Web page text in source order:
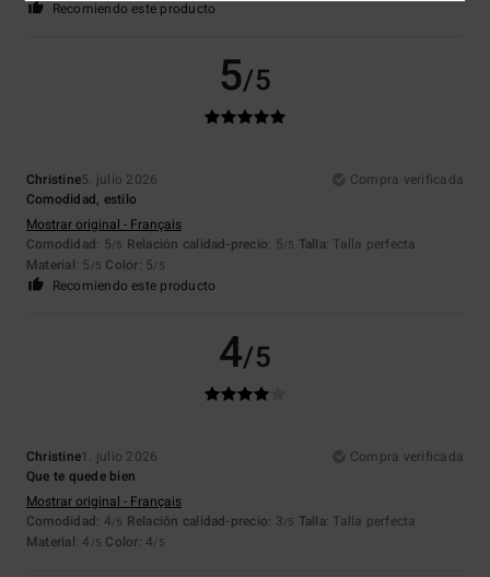
Recomiendo este producto
5/5
Christine5. julio 2026
Compra verificada
Comodidad, estilo
Mostrar original - Français
Comodidad: 5/5 Relación calidad-precio: 5/5 Talla: Talla perfecta
Material: 5 /5 Color: 5/5
Recomiendo este producto
4/5
Christine1. julio 2026
Compra verificada
Que te quede bien
Mostrar original - Français
Comodidad: 4/5 Relación calidad-precio: 3/5 Talla: Talla perfecta
Material: 4 /5 Color: 4/5